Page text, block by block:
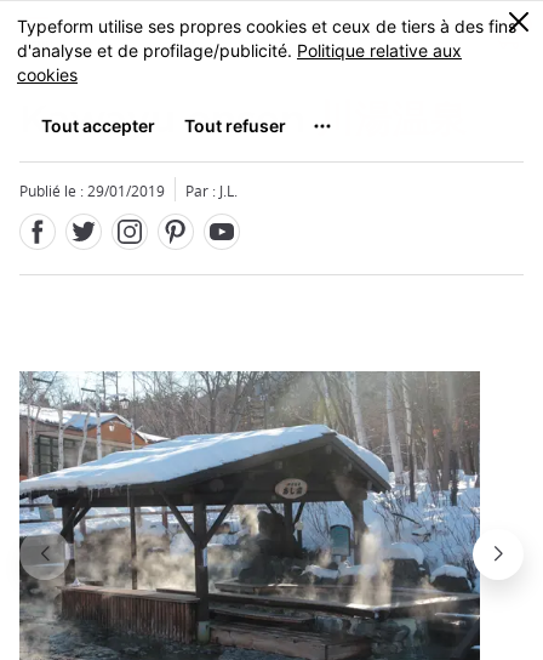
Skip
to
main
MENU
0
Kawayu onsen川湯温泉
Publié le : 29/01/2019 Par : J.L.
Fermer